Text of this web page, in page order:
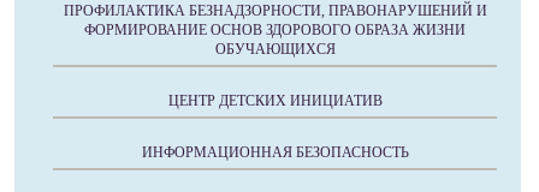
ПРОФИЛАКТИКА БЕЗНАДЗОРНОСТИ, ПРАВОНАРУШЕНИЙ И
ФОРМИРОВАНИЕ ОСНОВ ЗДОРОВОГО ОБРАЗА ЖИЗНИ
ОБУЧАЮЩИХСЯ
ЦЕНТР ДЕТСКИХ ИНИЦИАТИВ
ИНФОРМАЦИОННАЯ БЕЗОПАСНОСТЬ